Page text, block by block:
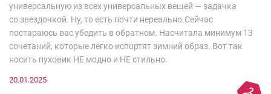
универсальную из всех универсальных вещей — задачка
со звездочкой. Ну, то есть почти нереально.Сейчас
постараюсь вас убедить в обратном. Насчитала минимум 13
сочетаний, которые легко испортят зимний образ. Вот так
носить пуховик НЕ модно и НЕ стильно.
20.01.2025